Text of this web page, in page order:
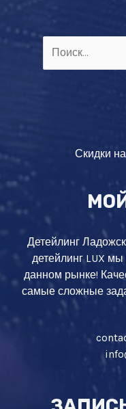
Скидки
Детейлинг
детейлинг LUX
данном рынке!
самые сложные